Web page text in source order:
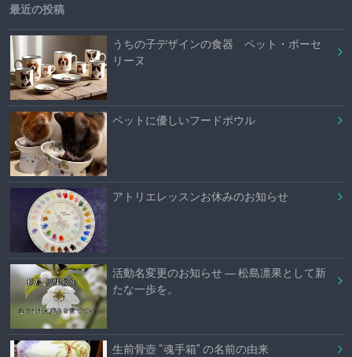
最近の投稿
うちの子デザインの食器 ペット・ポーセ
リーヌ
ペットに優しいフードボウル
アトリエレッスンお休みのお知らせ
活動名変更のお知らせ ― 松島凛果として新
たな一歩を。
生前骨壺 “魂手箱” の名前の由来